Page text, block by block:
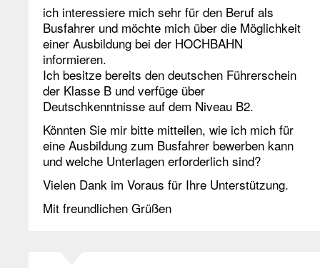
ich interessiere mich sehr für den Beruf als
Busfahrer und möchte mich über die Möglichkeit
einer Ausbildung bei der HOCHBAHN
informieren.
Ich besitze bereits den deutschen Führerschein
der Klasse B und verfüge über
Deutschkenntnisse auf dem Niveau B2.
Könnten Sie mir bitte mitteilen, wie ich mich für
eine Ausbildung zum Busfahrer bewerben kann
und welche Unterlagen erforderlich sind?
Vielen Dank im Voraus für Ihre Unterstützung.
Mit freundlichen Grüßen